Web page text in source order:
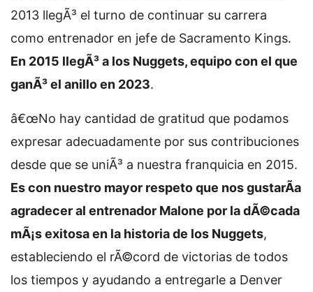
2013 llegÃ³ el turno de continuar su carrera
como entrenador en jefe de Sacramento Kings.
En 2015 llegÃ³ a los Nuggets, equipo con el que
ganÃ³ el anillo en 2023.
â€œNo hay cantidad de gratitud que podamos
expresar adecuadamente por sus contribuciones
desde que se uniÃ³ a nuestra franquicia en 2015.
Es con nuestro mayor respeto que nos gustarÃ­a
agradecer al entrenador Malone por la dÃ©cada
mÃ¡s exitosa en la historia de los Nuggets,
estableciendo el rÃ©cord de victorias de todos
los tiempos y ayudando a entregarle a Denver